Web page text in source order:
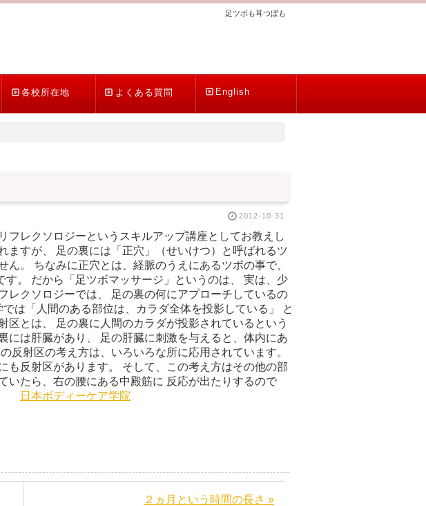
足ツボも耳つぼも
各校所在地 よくある質問 English
2012-10-31
フレクソロジーというスキルアップ講座としてお教えし
ますが、 足の裏には「正穴」（せいけつ）と呼ばれるツ
。 ちなみに正穴とは、経脈のうえにあるツボの事で、
。 だから「足ツボマッサージ」というのは、 実は、少
レクソロジーでは、 足の裏の何にアプローチしているの
は「人間のある部位は、カラダ全体を投影している」 と
区とは、 足の裏に人間のカラダが投影されているという
には肝臓があり、 足の肝臓に刺激を与えると、体内にあ
反射区の考え方は、いろいろな所に応用されています。
も反射区があります。 そして、この考え方はその他の部
いたら、右の腰にある中殿筋に 反応が出たりするので
日本ボディーケア学院
２ヵ月という時間の長さ »